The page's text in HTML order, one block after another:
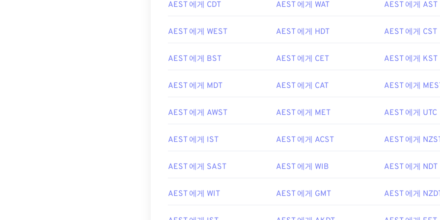
AEST 에게 CDT AEST 에게 WAT AEST 에게 AST
AEST 에게 WEST AEST 에게 HDT AEST 에게 CST
AEST 에게 BST AEST 에게 CET AEST 에게 KST
AEST 에게 MDT AEST 에게 CAT AEST 에게
AEST 에게 AWST AEST 에게 MET AEST 에게 UTC
AEST 에게 IST AEST 에게 ACST AEST 에게
AEST 에게 SAST AEST 에게 WIB AEST 에게 NDT
AEST 에게 WIT AEST 에게 GMT AEST 에게